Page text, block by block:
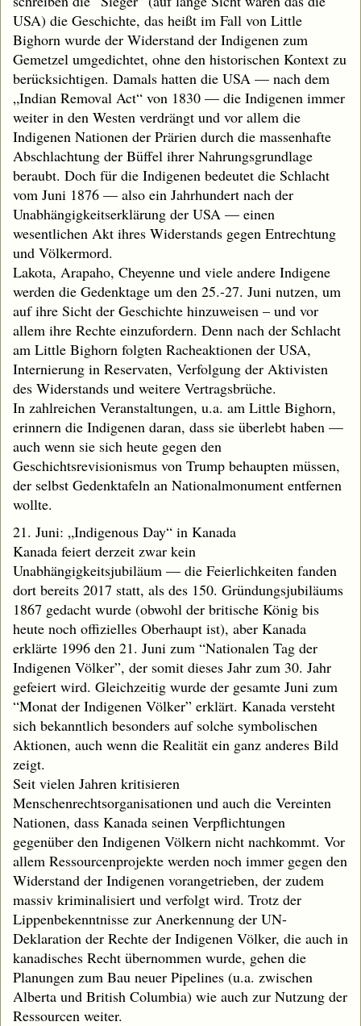
USA) die Geschichte, das heißt im Fall von Little
Bighorn wurde der Widerstand der Indigenen zum
Gemetzel umgedichtet, ohne den historischen Kontext zu
berücksichtigen. Damals hatten die USA — nach dem
„Indian Removal Act“ von 1830 — die Indigenen immer
weiter in den Westen verdrängt und vor allem die
Indigenen Nationen der Prärien durch die massenhafte
Abschlachtung der Büffel ihrer Nahrungsgrundlage
beraubt. Doch für die Indigenen bedeutet die Schlacht
vom Juni 1876 — also ein Jahrhundert nach der
Unabhängigkeitserklärung der USA — einen
wesentlichen Akt ihres Widerstands gegen Entrechtung
und Völkermord.
Lakota, Arapaho, Cheyenne und viele andere Indigene
werden die Gedenktage um den 25.-27. Juni nutzen, um
auf ihre Sicht der Geschichte hinzuweisen – und vor
allem ihre Rechte einzufordern. Denn nach der Schlacht
am Little Bighorn folgten Racheaktionen der USA,
Internierung in Reservaten, Verfolgung der Aktivisten
des Widerstands und weitere Vertragsbrüche.
In zahlreichen Veranstaltungen, u.a. am Little Bighorn,
erinnern die Indigenen daran, dass sie überlebt haben —
auch wenn sie sich heute gegen den
Geschichtsrevisionismus von Trump behaupten müssen,
der selbst Gedenktafeln an Nationalmonument entfernen
wollte.
21. Juni: „Indigenous Day“ in Kanada
Kanada feiert derzeit zwar kein
Unabhängigkeitsjubiläum — die Feierlichkeiten fanden
dort bereits 2017 statt, als des 150. Gründungsjubiläums
1867 gedacht wurde (obwohl der britische König bis
heute noch offizielles Oberhaupt ist), aber Kanada
erklärte 1996 den 21. Juni zum “Nationalen Tag der
Indigenen Völker”, der somit dieses Jahr zum 30. Jahr
gefeiert wird. Gleichzeitig wurde der gesamte Juni zum
“Monat der Indigenen Völker” erklärt. Kanada versteht
sich bekanntlich besonders auf solche symbolischen
Aktionen, auch wenn die Realität ein ganz anderes Bild
zeigt.
Seit vielen Jahren kritisieren
Menschenrechtsorganisationen und auch die Vereinten
Nationen, dass Kanada seinen Verpflichtungen
gegenüber den Indigenen Völkern nicht nachkommt. Vor
allem Ressourcenprojekte werden noch immer gegen den
Widerstand der Indigenen vorangetrieben, der zudem
massiv kriminalisiert und verfolgt wird. Trotz der
Lippenbekenntnisse zur Anerkennung der UN-
Deklaration der Rechte der Indigenen Völker, die auch in
kanadisches Recht übernommen wurde, gehen die
Planungen zum Bau neuer Pipelines (u.a. zwischen
Alberta und British Columbia) wie auch zur Nutzung der
Ressourcen weiter.